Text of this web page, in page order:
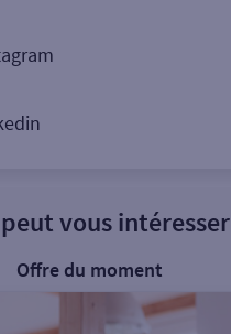
vous intéresser
Offre du moment